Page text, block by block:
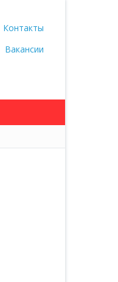
Контакты
Вакансии